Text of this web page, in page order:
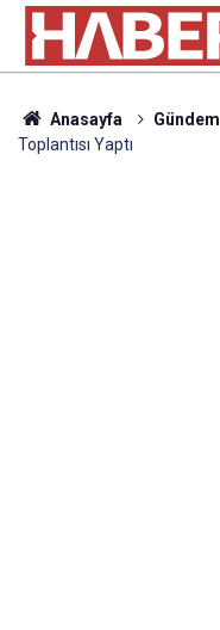
Anasayfa Gündem
Toplantısı Yaptı